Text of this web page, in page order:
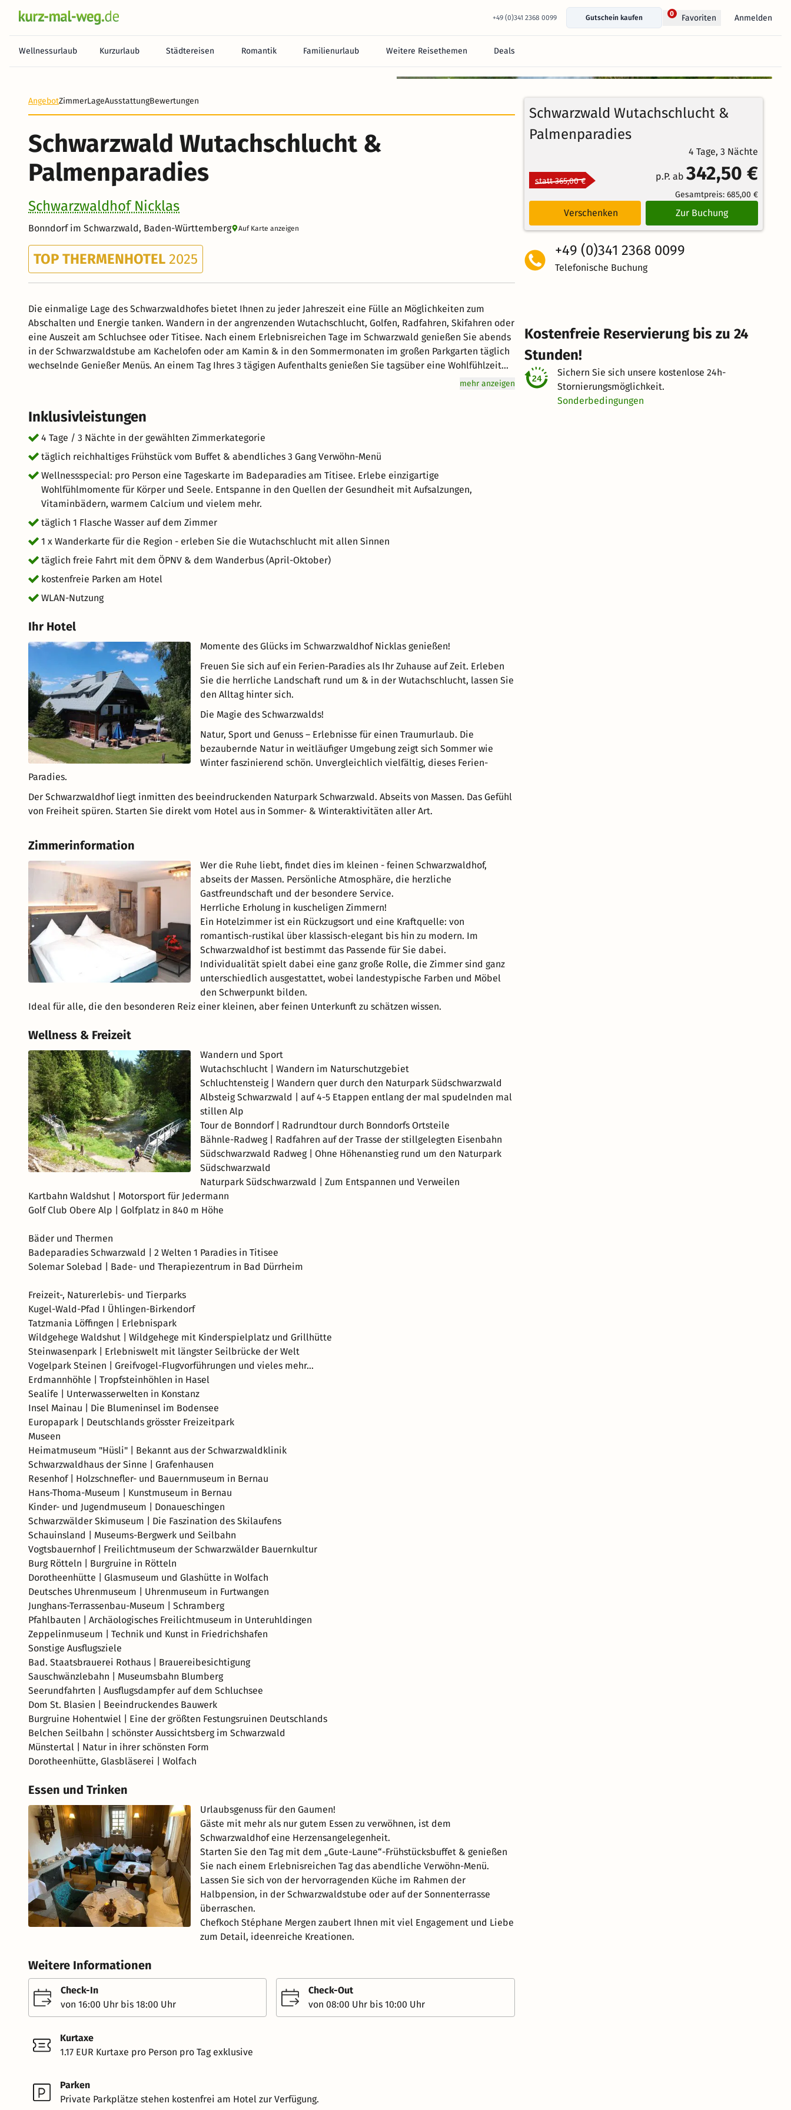
+49 (0)341 2368 0099 Gutschein kaufen
0 Favoriten Anmelden
Wellnessurlaub Kurzurlaub Städtereisen Romantik Familienurlaub Weitere Reisethemen Deals
100%
Weiterempfehlung
Bewertungen
AngebotZimmerLageAusstattungBewertungen
Schwarzwald Wutachschlucht &
Palmenparadies
Schwarzwaldhof Nicklas
Bonndorf im Schwarzwald, Baden-Württemberg Auf Karte anzeigen
TOP THERMENHOTEL 2025
Die einmalige Lage des Schwarzwaldhofes bietet Ihnen zu jeder Jahreszeit eine Fülle an Möglichkeiten zum
Abschalten und Energie tanken. Wandern in der angrenzenden Wutachschlucht, Golfen, Radfahren, Skifahren oder
eine Auszeit am Schluchsee oder Titisee. Nach einem Erlebnisreichen Tage im Schwarzwald genießen Sie abends
in der Schwarzwaldstube am Kachelofen oder am Kamin & in den Sommermonaten im großen Parkgarten täglich
wechselnde Genießer Menüs. An einem Tag Ihres 3 tägigen Aufenthalts genießen Sie tagsüber eine Wohlfühlzeit
vom Alltag und erleben Momente im Paradies unter Palmen. 33 °C warme Lagunen und tropische Temperaturen
zugewiesen & kann nicht geändert werden)
mehr anzeigen
Inklusivleistungen
4 Tage / 3 Nächte in der gewählten Zimmerkategorie
täglich reichhaltiges Frühstück vom Buffet & abendliches 3 Gang Verwöhn-Menü
Wellnessspecial: pro Person eine Tageskarte im Badeparadies am Titisee. Erlebe einzigartige
Wohlfühlmomente für Körper und Seele. Entspanne in den Quellen der Gesundheit mit Aufsalzungen,
Vitaminbädern, warmem Calcium und vielem mehr.
täglich 1 Flasche Wasser auf dem Zimmer
1 x Wanderkarte für die Region - erleben Sie die Wutachschlucht mit allen Sinnen
täglich freie Fahrt mit dem ÖPNV & dem Wanderbus (April-Oktober)
kostenfreie Parken am Hotel
WLAN-Nutzung
Ihr Hotel
Momente des Glücks im Schwarzwaldhof Nicklas genießen!
Freuen Sie sich auf ein Ferien-Paradies als Ihr Zuhause auf Zeit. Erleben
Sie die herrliche Landschaft rund um & in der Wutachschlucht, lassen Sie
den Alltag hinter sich.
Die Magie des Schwarzwalds!
Natur, Sport und Genuss – Erlebnisse für einen Traumurlaub. Die
bezaubernde Natur in weitläufiger Umgebung zeigt sich Sommer wie
Winter faszinierend schön. Unvergleichlich vielfältig, dieses Ferien-
Paradies.
Der Schwarzwaldhof liegt inmitten des beeindruckenden Naturpark Schwarzwald. Abseits von Massen. Das Gefühl
von Freiheit spüren. Starten Sie direkt vom Hotel aus in Sommer- & Winteraktivitäten aller Art.
Zimmerinformation
Wer die Ruhe liebt, findet dies im kleinen - feinen Schwarzwaldhof,
abseits der Massen. Persönliche Atmosphäre, die herzliche
Gastfreundschaft und der besondere Service.
Herrliche Erholung in kuscheligen Zimmern!
Ein Hotelzimmer ist ein Rückzugsort und eine Kraftquelle: von
romantisch-rustikal über klassisch-elegant bis hin zu modern. Im
Schwarzwaldhof ist bestimmt das Passende für Sie dabei.
Individualität spielt dabei eine ganz große Rolle, die Zimmer sind ganz
unterschiedlich ausgestattet, wobei landestypische Farben und Möbel
den Schwerpunkt bilden.
Ideal für alle, die den besonderen Reiz einer kleinen, aber feinen Unterkunft zu schätzen wissen.
Wellness & Freizeit
Wandern und Sport
Wutachschlucht | Wandern im Naturschutzgebiet
Schluchtensteig | Wandern quer durch den Naturpark Südschwarzwald
Albsteig Schwarzwald | auf 4-5 Etappen entlang der mal spudelnden mal
stillen Alp
Tour de Bonndorf | Radrundtour durch Bonndorfs Ortsteile
Bähnle-Radweg | Radfahren auf der Trasse der stillgelegten Eisenbahn
Südschwarzwald Radweg | Ohne Höhenanstieg rund um den Naturpark
Südschwarzwald
Naturpark Südschwarzwald | Zum Entspannen und Verweilen
Kartbahn Waldshut | Motorsport für Jedermann
Golf Club Obere Alp | Golfplatz in 840 m Höhe
Bäder und Thermen
Badeparadies Schwarzwald | 2 Welten 1 Paradies in Titisee
Solemar Solebad | Bade- und Therapiezentrum in Bad Dürrheim
Freizeit-, Naturerlebis- und Tierparks
Kugel-Wald-Pfad I Ühlingen-Birkendorf
Tatzmania Löffingen | Erlebnispark
Wildgehege Waldshut | Wildgehege mit Kinderspielplatz und Grillhütte
Steinwasenpark | Erlebniswelt mit längster Seilbrücke der Welt
Vogelpark Steinen | Greifvogel-Flugvorführungen und vieles mehr...
Erdmannhöhle | Tropfsteinhöhlen in Hasel
Sealife | Unterwasserwelten in Konstanz
Insel Mainau | Die Blumeninsel im Bodensee
Europapark | Deutschlands grösster Freizeitpark
Museen
Heimatmuseum "Hüsli" | Bekannt aus der Schwarzwaldklinik
Schwarzwaldhaus der Sinne | Grafenhausen
Resenhof | Holzschnefler- und Bauernmuseum in Bernau
Hans-Thoma-Museum | Kunstmuseum in Bernau
Kinder- und Jugendmuseum | Donaueschingen
Schwarzwälder Skimuseum | Die Faszination des Skilaufens
Schauinsland | Museums-Bergwerk und Seilbahn
Vogtsbauernhof | Freilichtmuseum der Schwarzwälder Bauernkultur
Burg Rötteln | Burgruine in Rötteln
Dorotheenhütte | Glasmuseum und Glashütte in Wolfach
Deutsches Uhrenmuseum | Uhrenmuseum in Furtwangen
Junghans-Terrassenbau-Museum | Schramberg
Pfahlbauten | Archäologisches Freilichtmuseum in Unteruhldingen
Zeppelinmuseum | Technik und Kunst in Friedrichshafen
Sonstige Ausflugsziele
Bad. Staatsbrauerei Rothaus | Brauereibesichtigung
Sauschwänzlebahn | Museumsbahn Blumberg
Seerundfahrten | Ausflugsdampfer auf dem Schluchsee
Dom St. Blasien | Beeindruckendes Bauwerk
Burgruine Hohentwiel | Eine der größten Festungsruinen Deutschlands
Belchen Seilbahn | schönster Aussichtsberg im Schwarzwald
Münstertal | Natur in ihrer schönsten Form
Dorotheenhütte, Glasbläserei | Wolfach
Essen und Trinken
Urlaubsgenuss für den Gaumen!
Gäste mit mehr als nur gutem Essen zu verwöhnen, ist dem
Schwarzwaldhof eine Herzensangelegenheit.
Starten Sie den Tag mit dem „Gute-Laune“-Frühstücksbuffet & genießen
Sie nach einem Erlebnisreichen Tag das abendliche Verwöhn-Menü.
Lassen Sie sich von der hervorragenden Küche im Rahmen der
Halbpension, in der Schwarzwaldstube oder auf der Sonnenterrasse
überraschen.
Chefkoch Stéphane Mergen zaubert Ihnen mit viel Engagement und Liebe
zum Detail, ideenreiche Kreationen.
Weitere Informationen
Check-In
von 16:00 Uhr bis 18:00 Uhr
Check-Out
von 08:00 Uhr bis 10:00 Uhr
Kurtaxe
1.17 EUR Kurtaxe pro Person pro Tag exklusive
Parken
Private Parkplätze stehen kostenfrei am Hotel zur Verfügung.
Schwarzwald Wutachschlucht &
Palmenparadies
4 Tage, 3 Nächte
statt 365,00 € p.P. ab 342,50 €
Gesamtpreis: 685,00 €
Verschenken Zur Buchung
+49 (0)341 2368 0099
Telefonische Buchung
Kostenfreie Reservierung bis zu 24
Stunden!
Sichern Sie sich unsere kostenlose 24h-
Stornierungsmöglichkeit.
Sonderbedingungen